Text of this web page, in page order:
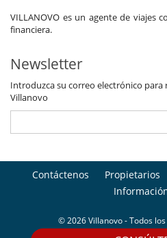
VILLANOVO es un agente de viajes
financiera.
Newsletter
Introduzca su correo electrónico para
Villanovo
Contáctenos Propietarios
© 2026 Villanovo - Todos